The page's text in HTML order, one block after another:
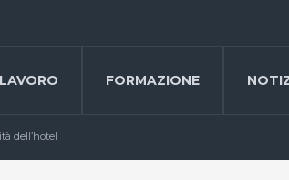
FORMAZIONE
dell’hotel